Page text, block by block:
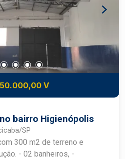
V
bairro Higienópolis
SP
300 m2 de terreno e
-